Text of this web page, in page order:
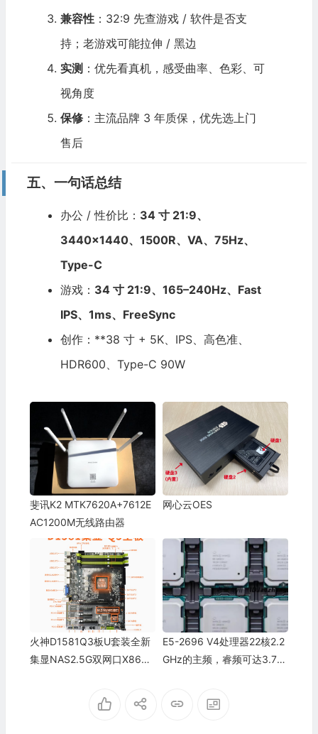
兼容性：32:9 先查游戏 / 软件是否支
持；老游戏可能拉伸 / 黑边
实测：优先看真机，感受曲率、色彩、可
视角度
保修：主流品牌 3 年质保，优先选上门
售后
五、一句话总结
办公 / 性价比： 34 寸 21:9、
3440×1440、1500R、VA、75Hz、
Type-C
游戏： 34 寸 21:9、165–240Hz、Fast
IPS、1ms、FreeSync
创作：**38 寸 + 5K、IPS、高色准、
HDR600、Type-C 90W
斐讯K2 MTK7620A+7612E
AC1200M无线路由器
网心云OES
火神D1581Q3板U套装全新
集显NAS2.5G双网口X86物
E5-2696 V4处理器22核2.2
GHz的主频，睿频可达3.7G